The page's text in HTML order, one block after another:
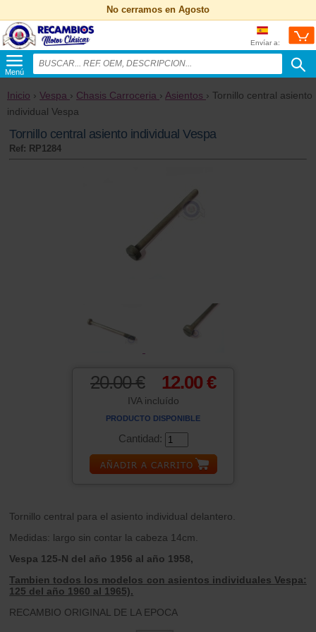
No cerramos en Agosto
Envíar a:
Menú
Inicio › Vespa › Chasis Carroceria › Asientos › Tornillo central asiento
individual Vespa
Tornillo central asiento individual Vespa
Ref: RP1284
20.00 € 12.00 €
IVA incluído
PRODUCTO DISPONIBLE
Cantidad:
Tornillo central para el asiento individual delantero.
Medidas: largo sin contar la cabeza 14cm.
Vespa 125-N del año 1956 al año 1958,
Tambien todos los modelos con asientos individuales Vespa:
125 del año 1960 al 1965).
RECAMBIO ORIGINAL DE LA EPOCA